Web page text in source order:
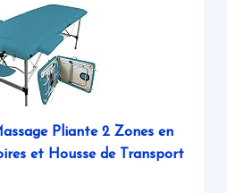
Pliante 2 Zones en
et Housse de Transport